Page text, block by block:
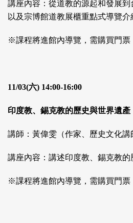
講座內容：從道教的源起和發展到
以及宗博館道教展櫃重點式導覽介
※課程將進館內導覽，需購買門票
11/03(六) 14:00-16:00
印度教、錫克教的歷史與世界遺產
講師：黃偉雯（作家、歷史文化講
講座內容：講述印度教、錫克教
※課程將進館內導覽，需購買門票